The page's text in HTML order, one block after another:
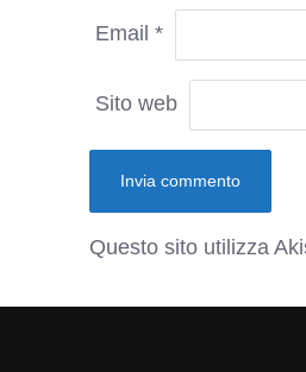
Email *
Sito web
Questo sito utilizza